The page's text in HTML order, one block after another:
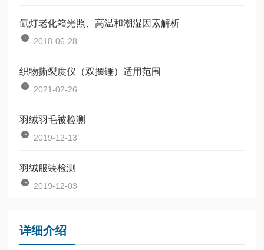
氙灯老化箱光照、高温和潮湿因素解析
2018-06-28
织物撕裂度仪（双摆锤）适用范围
2021-02-26
羽绒羽毛被检测
2019-12-13
羽绒服装检测
2019-12-03
详细介绍